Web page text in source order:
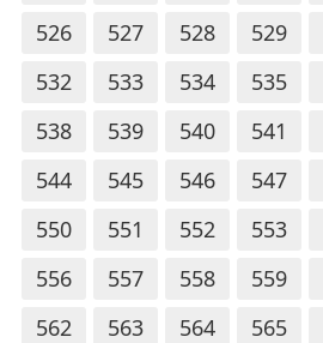
526
527 528 529
532
533 534 535
538
539 540 541
544
545 546 547
550
551 552 553
556
557 558 559
562
563 564 565